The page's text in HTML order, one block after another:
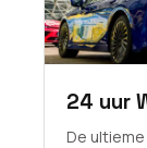
24 uur
De